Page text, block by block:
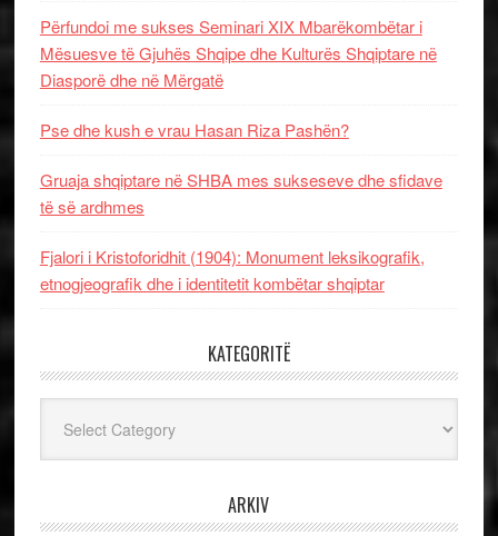
Përfundoi me sukses Seminari XIX Mbarëkombëtar i
Mësuesve të Gjuhës Shqipe dhe Kulturës Shqiptare në
Diasporë dhe në Mërgatë
Pse dhe kush e vrau Hasan Riza Pashën?
Gruaja shqiptare në SHBA mes sukseseve dhe sfidave
të së ardhmes
Fjalori i Kristoforidhit (1904): Monument leksikografik,
etnogjeografik dhe i identitetit kombëtar shqiptar
KATEGORITË
ARKIV